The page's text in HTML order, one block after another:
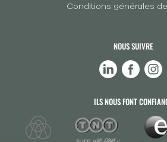
Conditions générales
NOUS SUIVRE
ILS NOUS FONT